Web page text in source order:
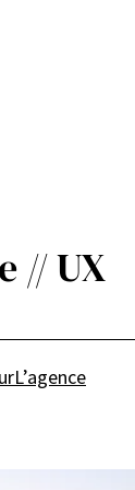
// UX
L’agence